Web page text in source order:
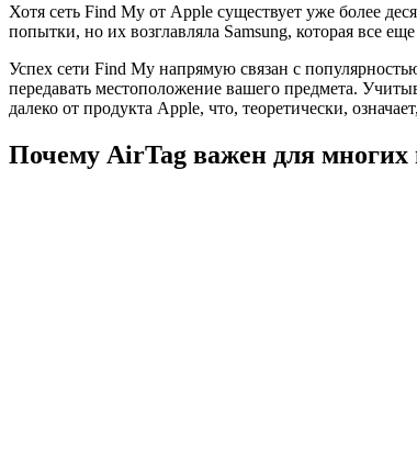
Хотя сеть Find My от Apple существует уже более
попытки, но их возглавляла Samsung, которая все
Успех сети Find My напрямую связан с
передавать местоположение вашего предмета.
далеко от продукта Apple, что, теоретически,
Почему AirTag важен для многих